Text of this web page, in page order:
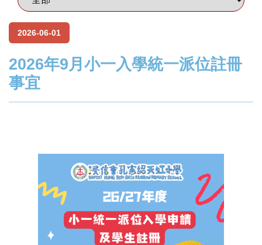
2026-06-01
2026年9月小一入學統一派位註冊
事宜